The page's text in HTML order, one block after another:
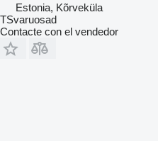
Estonia, Kõrveküla
TSvaruosad
Contacte con el vendedor